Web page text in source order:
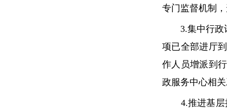
专门监督机制
3.集中行政许
项已全部进厅
作人员增派到
政服务中心相
4.推进基层执